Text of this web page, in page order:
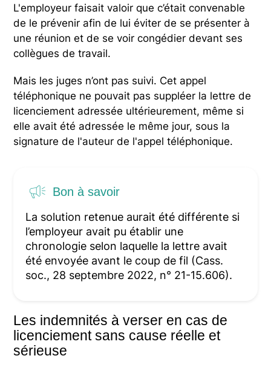
L'employeur faisait valoir que c’était convenable
de le prévenir afin de lui éviter de se présenter à
une réunion et de se voir congédier devant ses
collègues de travail.
Mais les juges n’ont pas suivi. Cet appel
téléphonique ne pouvait pas suppléer la lettre de
licenciement adressée ultérieurement, même si
elle avait été adressée le même jour, sous la
signature de l'auteur de l'appel téléphonique.
Bon à savoir
La solution retenue aurait été différente si
l’employeur avait pu établir une
chronologie selon laquelle la lettre avait
été envoyée avant le coup de fil (Cass.
soc., 28 septembre 2022, n° 21-15.606).
Les indemnités à verser en cas de
licenciement sans cause réelle et
sérieuse